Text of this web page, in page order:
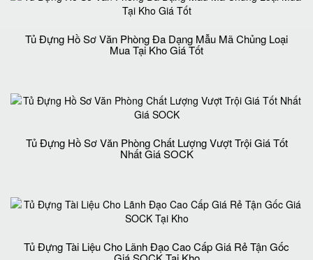
Tủ Đựng Hồ Sơ Văn Phòng Đa Dạng Mẫu Mã Chủng Loại
Mua Tại Kho Giá Tốt
Tủ Đựng Hồ Sơ Văn Phòng Chất Lượng Vượt Trội Giá Tốt
Nhất Giá SOCK
Tủ Đựng Tài Liệu Cho Lãnh Đạo Cao Cấp Giá Rẻ Tận Gốc